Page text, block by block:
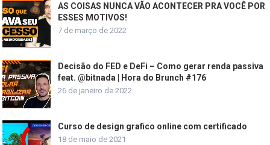
AS COISAS NUNCA VÃO ACONTECER PRA VOCÊ POR
ESSES MOTIVOS!
7 de março de 2022
Decisão do FED e DeFi – Como gerar renda passiva
feat. @bitnada | Hora do Brunch #176
26 de janeiro de 2022
Curso de design grafico online com certificado
18 de maio de 2021